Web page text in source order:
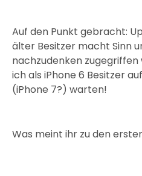
Auf den Punkt gebracht:
älter Besitzer macht Sinn
nachzudenken
ich als iPhone 6 Besitzer
(iPhone 7?) warten!
Was meint ihr zu den